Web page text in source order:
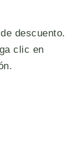
descuento.
clic en